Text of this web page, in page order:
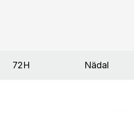
72H Nädal